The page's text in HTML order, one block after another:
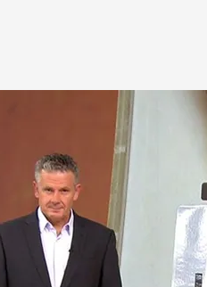
y Marta Reyero
Cuatro
a las "repetidas
militar en Haifa
la Festa de la Rosa